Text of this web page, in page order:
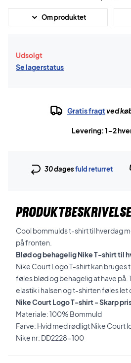
Om produktet
Udsolgt
Se lagerstatus
Gratis fragtved
Levering: 1-2
30 dagesfuld returret
PRODUKTBESKRIVELSE
Cool bommulds t-shirt til hverdag
på fronten.
Blød og behagelig Nike T-shirt til
Nike Court Logo T-shirt kan bruges
føles blød og behagelig at have
elastik i halsen og t-shirten føles let
Nike Court Logo T-shirt - Skarp
Materiale: 100% Bommuld
Farve: Hvid med rødligt Nike Court
Nike nr: DD2228-100